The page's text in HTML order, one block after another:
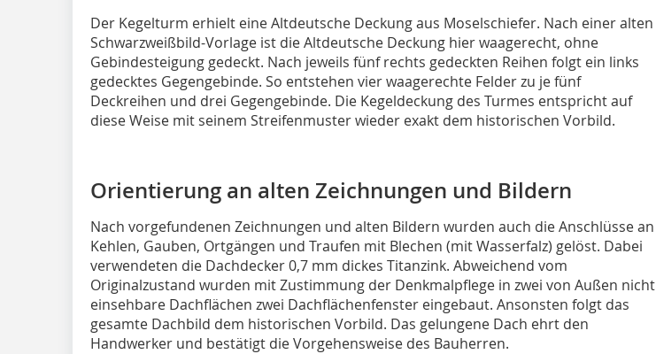
Der Kegelturm erhielt eine Altdeut­sche Deckung aus Moselschiefer. Nach einer alten
Schwarz­weißbild-Vorlage ist die Altdeutsche Deckung hier waagerecht, ohne
Gebinde­stei­gung gedeckt. Nach jeweils fünf rechts gedeckten Rei­hen folgt ein links
gedecktes Gegenge­bin­de. So entstehen vier waagerechte Felder zu je fünf
Deckreihen und drei Gegen­ge­binde. Die Kegeldeckung des Turmes entspricht auf
diese Weise mit seinem Streifenmuster wieder exakt dem historischen Vorbild.
Orientierung an alten Zeichnungen und Bildern
Nach vorgefun­denen Zeichnungen und alten Bildern wurden auch die Anschlüsse an
Kehlen, Gauben, Ortgän­gen und Traufen mit Blechen (mit Wasserfalz) gelöst. Dabei
verwende­ten die Dachdecker 0,7 mm dickes Titan­zink. Abweichend vom
Originalzustand wurden mit Zu­stim­mung der Denkmalpflege in zwei von Außen nicht
einsehbare Dachflächen zwei Dachflä­chen­fenster eingebaut. Ansonsten folgt das
gesamte Dachbild dem historischen Vorbild. Das gelungene Dach ehrt den
Handwerker und bestätigt die Vorgehensweise des Bauherren.